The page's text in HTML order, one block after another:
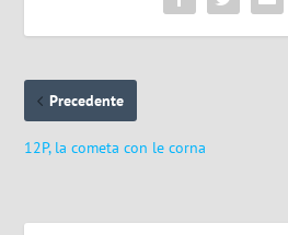
Precedente
12P, la cometa con le corna